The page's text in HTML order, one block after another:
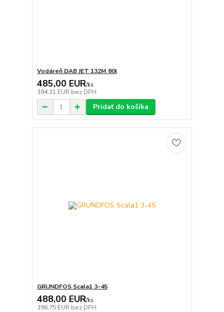
Vodáreň DAB JET 132M 80l
485,00 EUR/ks
394,31 EUR bez DPH
Pridať do košíka
GRUNDFOS Scala1 3-45
488,00 EUR/ks
396,75 EUR bez DPH